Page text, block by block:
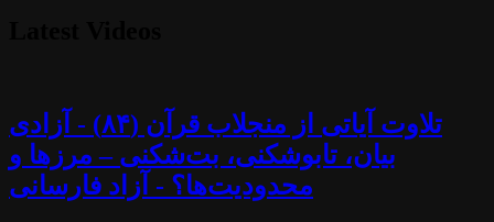
تلاوت آیاتی از منجلاب قرآن (۸۴) - آزادی
بیان، تابوشکنی، بت‌شکنی – مرزها و
محدودیت‌ها؟ - آزاد فارسانی